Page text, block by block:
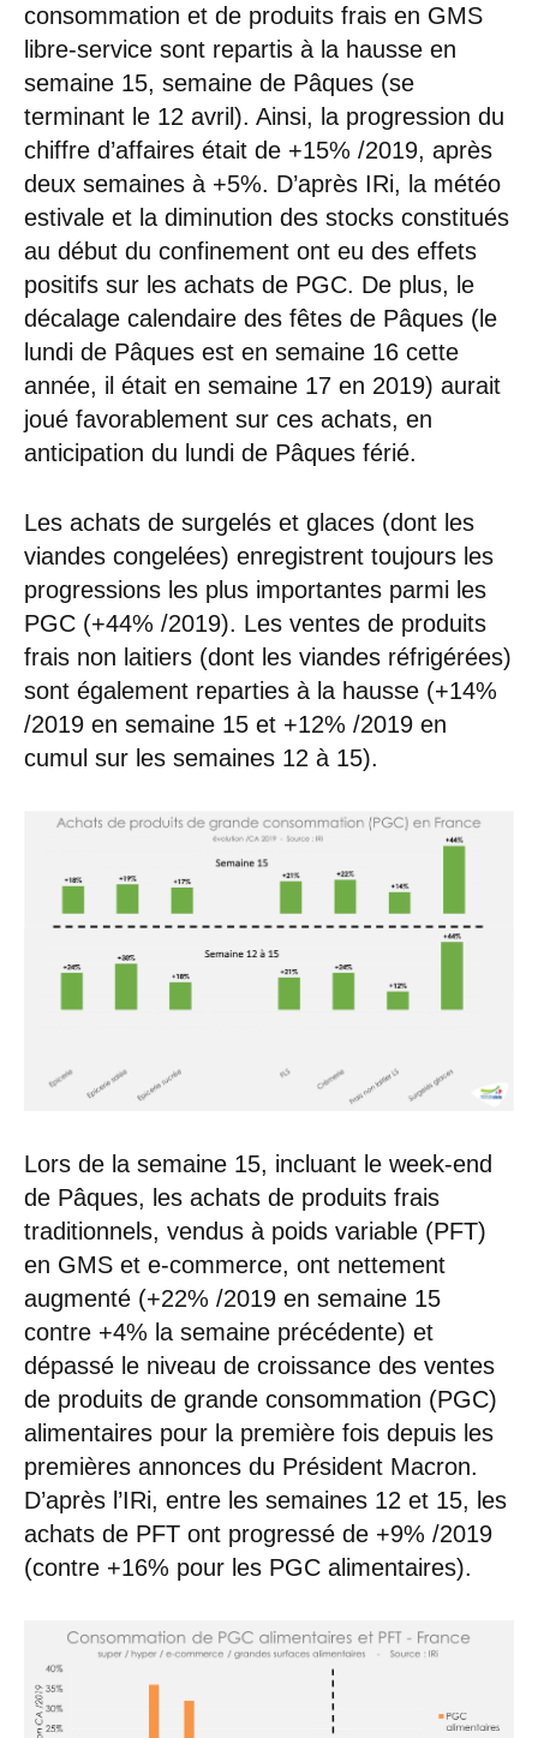
consommation et de produits frais en GMS
libre-service sont repartis à la hausse en
semaine 15, semaine de Pâques (se
terminant le 12 avril). Ainsi, la progression du
chiffre d’affaires était de +15% /2019, après
deux semaines à +5%. D’après IRi, la météo
estivale et la diminution des stocks constitués
au début du confinement ont eu des effets
positifs sur les achats de PGC. De plus, le
décalage calendaire des fêtes de Pâques (le
lundi de Pâques est en semaine 16 cette
année, il était en semaine 17 en 2019) aurait
joué favorablement sur ces achats, en
anticipation du lundi de Pâques férié.
Les achats de surgelés et glaces (dont les
viandes congelées) enregistrent toujours les
progressions les plus importantes parmi les
PGC (+44% /2019). Les ventes de produits
frais non laitiers (dont les viandes réfrigérées)
sont également reparties à la hausse (+14%
/2019 en semaine 15 et +12% /2019 en
cumul sur les semaines 12 à 15).
Lors de la semaine 15, incluant le week-end
de Pâques, les achats de produits frais
traditionnels, vendus à poids variable (PFT)
en GMS et e-commerce, ont nettement
augmenté (+22% /2019 en semaine 15
contre +4% la semaine précédente) et
dépassé le niveau de croissance des ventes
de produits de grande consommation (PGC)
alimentaires pour la première fois depuis les
premières annonces du Président Macron.
D’après l’IRi, entre les semaines 12 et 15, les
achats de PFT ont progressé de +9% /2019
(contre +16% pour les PGC alimentaires).